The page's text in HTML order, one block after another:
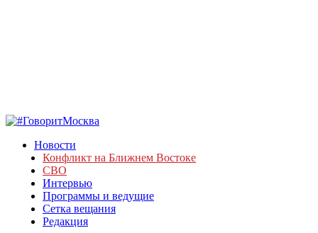
Новости
Конфликт на Ближнем Востоке
СВО
Интервью
Программы и ведущие
Сетка вещания
Редакция